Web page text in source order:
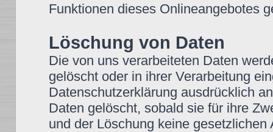
Funktionen dieses Onlineangebotes
Löschung von Daten
Die von uns verarbeiteten Daten
gelöscht oder in ihrer Verarbeitung
Datenschutzerklärung ausdrücklich
Daten gelöscht, sobald sie für ihre
und der Löschung keine